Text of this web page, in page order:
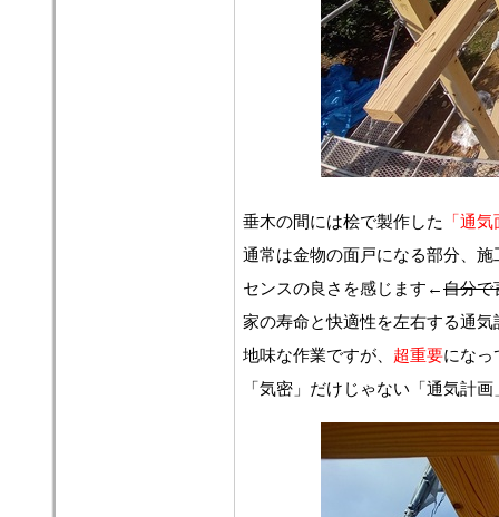
垂木の間には桧で製作した
「通
通常は金物の面戸になる部分、
センスの良さを感じます←自分で
家の寿命と快適性を左右する通気
地味な作業ですが、 超重要になっ
「気密」だけじゃない「通気計画